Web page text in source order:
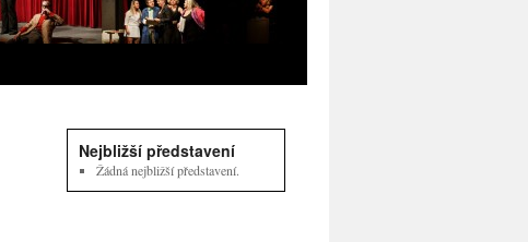
Nejbližší představení
Žádná nejbližší představení.